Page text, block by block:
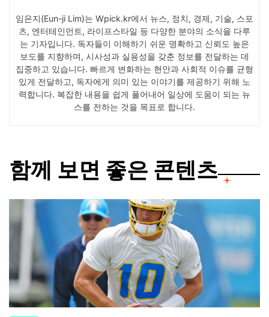
임은지(Eun-ji Lim)는 Wpick.kr에서 뉴스, 정치, 경제, 기술, 스포
츠, 엔터테인먼트, 라이프스타일 등 다양한 분야의 소식을 다루
는 기자입니다. 독자들이 이해하기 쉬운 명확하고 신뢰도 높은
보도를 지향하며, 시사성과 실용성을 갖춘 정보를 전달하는 데
집중하고 있습니다. 빠르게 변화하는 현안과 사회적 이슈를 균형
있게 전달하고, 독자에게 의미 있는 이야기를 제공하기 위해 노
력합니다. 복잡한 내용을 쉽게 풀어내어 일상에 도움이 되는 뉴
스를 전하는 것을 목표로 합니다.
함께 보면 좋은 콘텐츠